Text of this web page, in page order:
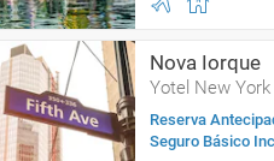
Nova Iorque
Yotel New
Reserva
Seguro Básico